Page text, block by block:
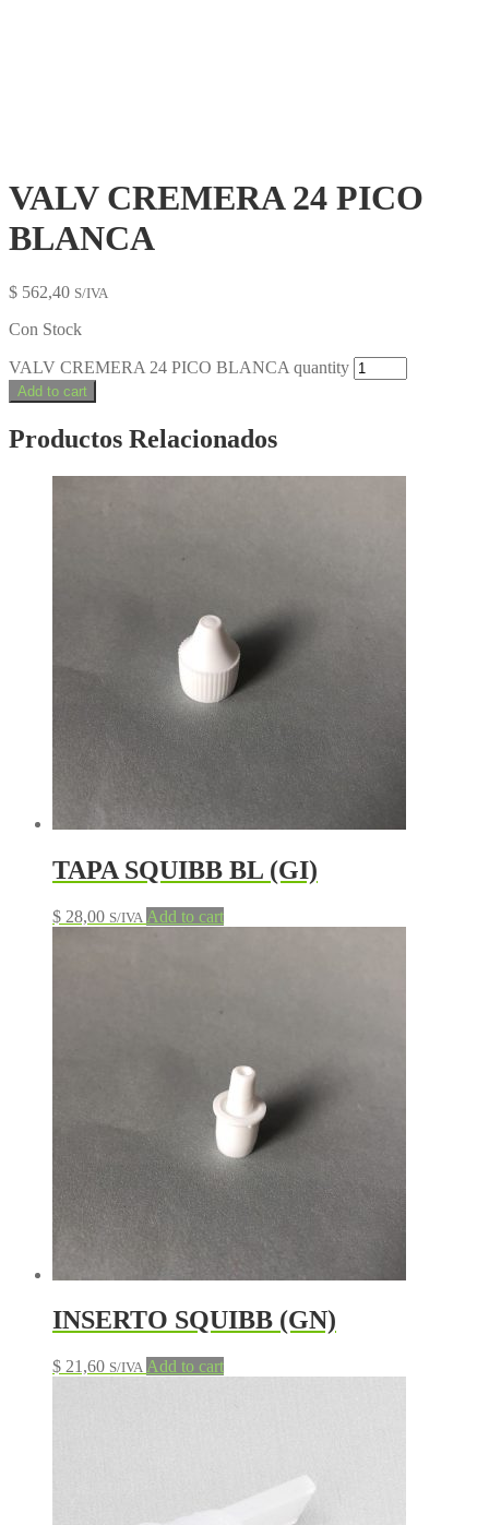
VALV CREMERA 24 PICO
BLANCA
$ 562,40 S/IVA
Con Stock
VALV CREMERA 24 PICO BLANCA quantity
Add to cart
Productos Relacionados
TAPA SQUIBB BL (GI)
$ 28,00 S/IVA Add to cart
INSERTO SQUIBB (GN)
$ 21,60 S/IVA Add to cart